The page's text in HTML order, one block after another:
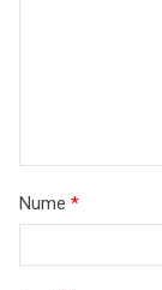
Nume *